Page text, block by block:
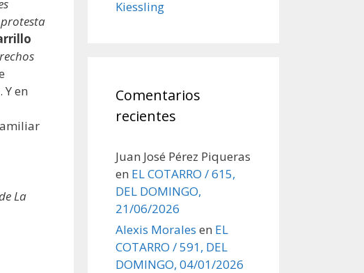
en
La
Kiessling
Comentarios
recientes
Juan José Pérez Piqueras
en EL COTARRO / 615,
DEL DOMINGO,
21/06/2026
Alexis Morales en EL
COTARRO / 591, DEL
DOMINGO, 04/01/2026